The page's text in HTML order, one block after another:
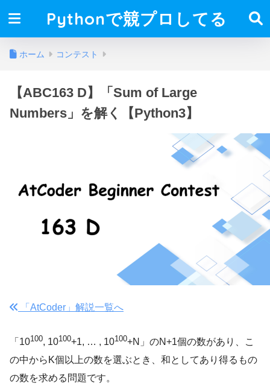
Pythonで競プロしてる
ホーム コンテスト
【ABC163 D】「Sum of Large
Numbers」を解く【Python3】
「AtCoder」解説一覧へ
「10100, 10100+1, … , 10100+N」のN+1個の数があり、こ
の中からK個以上の数を選ぶとき、和としてあり得るもの
の数を求める問題です。